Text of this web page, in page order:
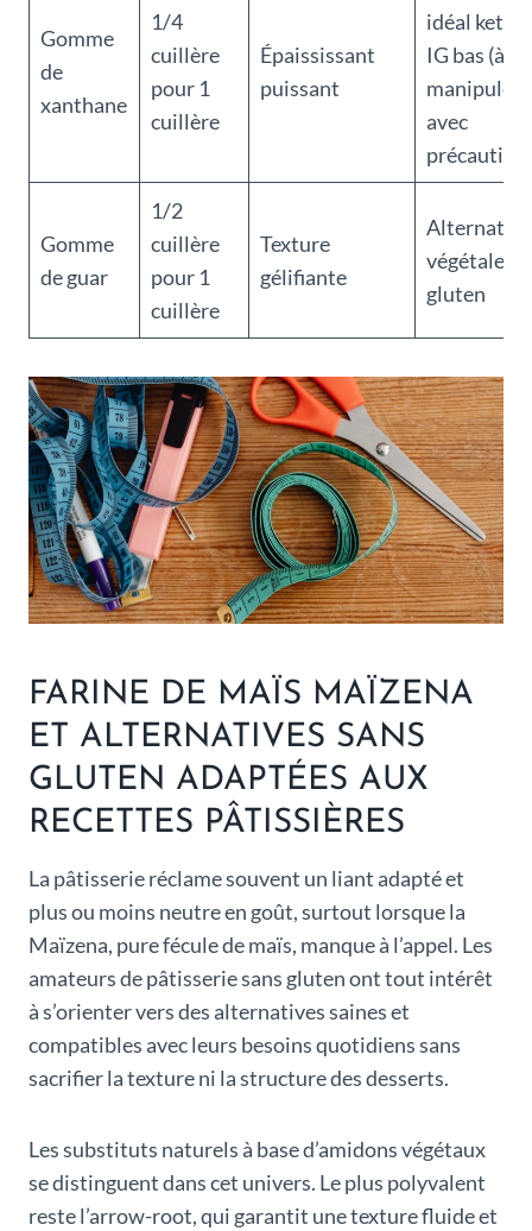
Gomme
de
xanthane
1/4
cuillère
pour 1
cuillère
Épaississant
puissant
idéal keto
IG bas (à
manipuler
avec
précaution)
Gomme
de guar
1/2
cuillère
pour 1
cuillère
Texture
gélifiante
Alternative
végétale,
gluten
FARINE DE MAÏS MAÏZENA
ET ALTERNATIVES SANS
GLUTEN ADAPTÉES AUX
RECETTES PÂTISSIÈRES
La pâtisserie réclame souvent un liant adapté et
plus ou moins neutre en goût, surtout lorsque la
Maïzena, pure fécule de maïs, manque à l’appel. Les
amateurs de pâtisserie sans gluten ont tout intérêt
à s’orienter vers des alternatives saines et
compatibles avec leurs besoins quotidiens sans
sacrifier la texture ni la structure des desserts.
Les substituts naturels à base d’amidons végétaux
se distinguent dans cet univers. Le plus polyvalent
reste l’arrow-root, qui garantit une texture fluide et